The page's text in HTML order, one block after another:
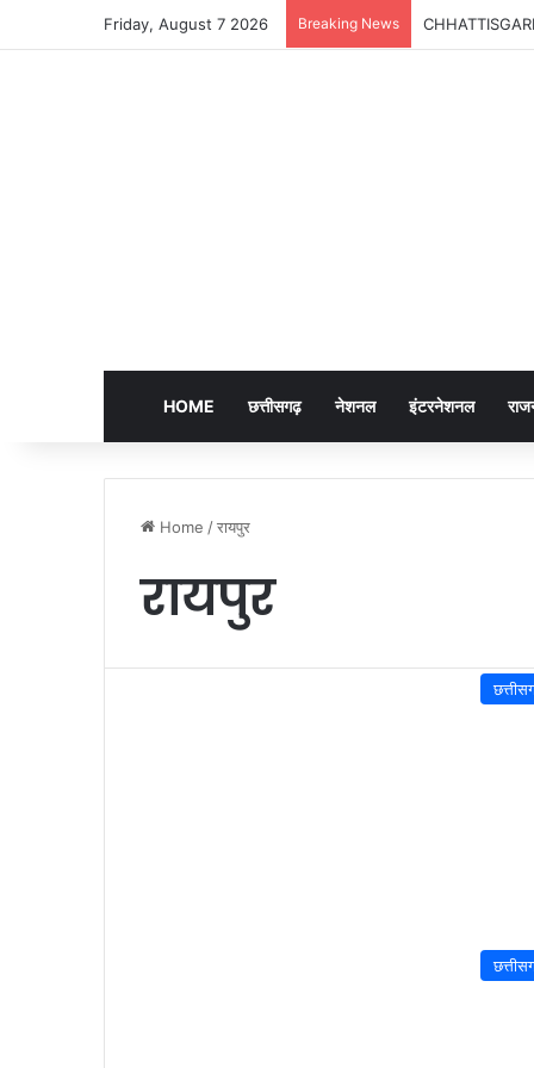
Friday, August 7 2026 Breaking News
HOME छत्तीसगढ़ नेशनल इंटरनेशनल
Home /रायपुर
रायपुर